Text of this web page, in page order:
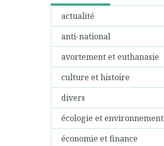
actualité
anti-national
avortement et euthanasie
culture et histoire
divers
écologie et environnement
économie et finance